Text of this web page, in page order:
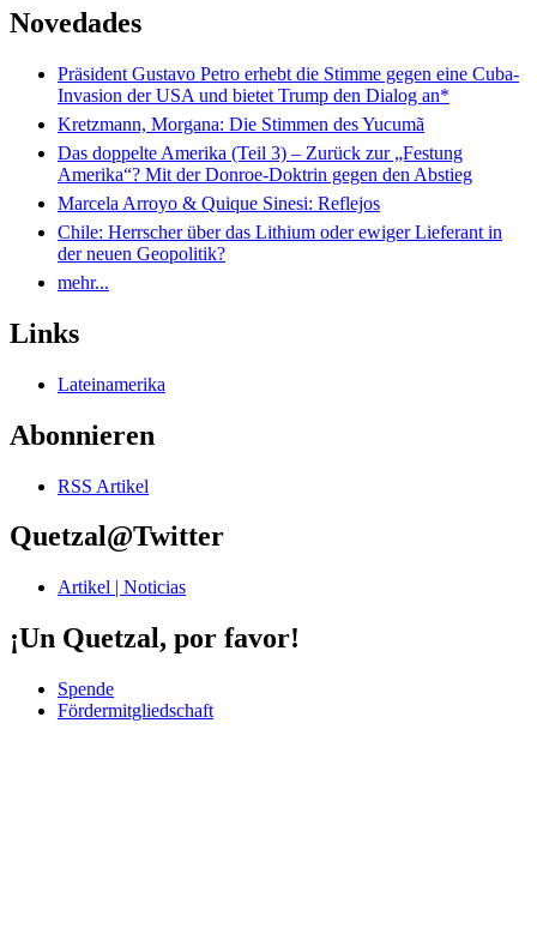
Novedades
Präsident Gustavo Petro erhebt die Stimme gegen eine Cuba-
Invasion der USA und bietet Trump den Dialog an*
Kretzmann, Morgana: Die Stimmen des Yucumã
Das doppelte Amerika (Teil 3) – Zurück zur „Festung
Amerika“? Mit der Donroe-Doktrin gegen den Abstieg
Marcela Arroyo & Quique Sinesi: Reflejos
Chile: Herrscher über das Lithium oder ewiger Lieferant in
der neuen Geopolitik?
mehr...
Links
Lateinamerika
Abonnieren
RSS Artikel
Quetzal@Twitter
Artikel | Noticias
¡Un Quetzal, por favor!
Spende
Fördermitgliedschaft